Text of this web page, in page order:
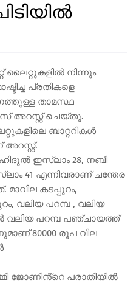
ലൈറ്റുകളിൽ നിന്നും
പ്രതികളെ
താമസ്ഥ
അറസ്റ്റ് ചെയ്തു.
ബാറ്ററികൾ
ഇസ്ലാം 28, നബി
41 എന്നിവരാണ് ചന്തേര
മാവില കടപ്പുറം,
വലിയ പറമ്പ , വലിയ
വലിയ പറമ്പ പഞ്ചായത്ത്
80000 രൂപ വില
ജോണിൻ്റെ പരാതിയിൽ